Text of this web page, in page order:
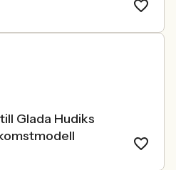
Glada Hudiks